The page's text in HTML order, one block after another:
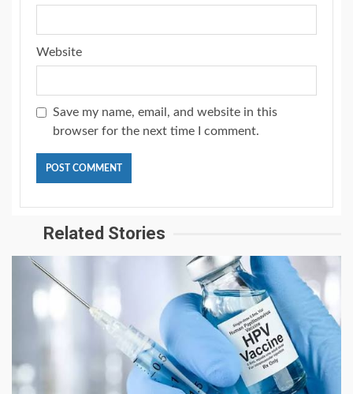
Website
Save my name, email, and website in this
browser for the next time I comment.
Related Stories